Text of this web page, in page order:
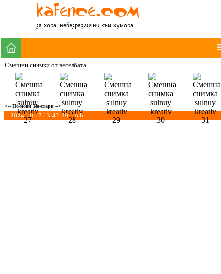
за хора, небезразлични към хумора
Смешни снимки от веселбата
<-- По-нови По-стари -->
-- 2024-10-17 13:42:39 -- feb